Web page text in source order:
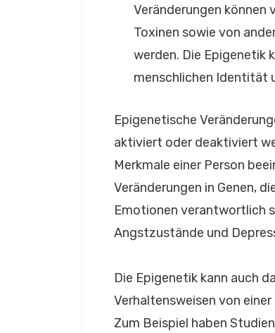
Veränderungen können
Toxinen sowie von
werden. Die Epigenetik
menschlichen Identität
Epigenetische
aktiviert oder deaktiviert
Merkmale einer Person
Veränderungen in Genen,
Emotionen verantwortlich
Angstzustände und
Die Epigenetik kann auch
Verhaltensweisen von
Zum Beispiel haben